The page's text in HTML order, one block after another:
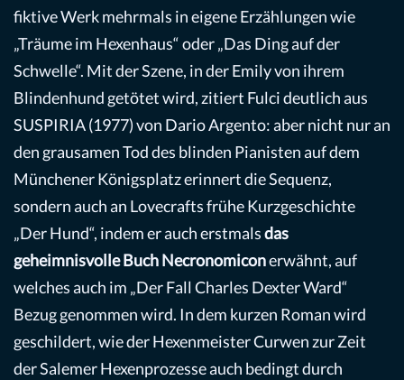
fiktive Werk mehrmals in eigene Erzählungen wie
„Träume im Hexenhaus“ oder „Das Ding auf der
Schwelle“. Mit der Szene, in der Emily von ihrem
Blindenhund getötet wird, zitiert Fulci deutlich aus
SUSPIRIA (1977) von Dario Argento: aber nicht nur an
den grausamen Tod des blinden Pianisten auf dem
Münchener Königsplatz erinnert die Sequenz,
sondern auch an Lovecrafts frühe Kurzgeschichte
„Der Hund“, indem er auch erstmalsdas
geheimnisvolle Buch Necronomiconerwähnt, auf
welches auch im „Der Fall Charles Dexter Ward“
Bezug genommen wird. In dem kurzen Roman wird
geschildert, wie der Hexenmeister Curwen zur Zeit
der Salemer Hexenprozesse auch bedingt durch